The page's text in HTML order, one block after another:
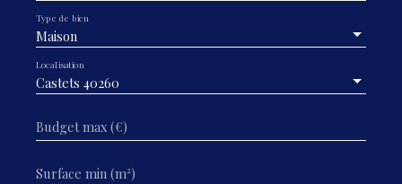
Maison
Type de bien
Castets 40260
Localisation
Budget max (€)
Surface min (m²)